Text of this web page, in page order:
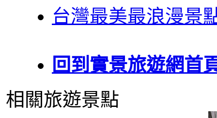
台灣最美最浪漫景
回到實景旅遊網首
相關旅遊景點